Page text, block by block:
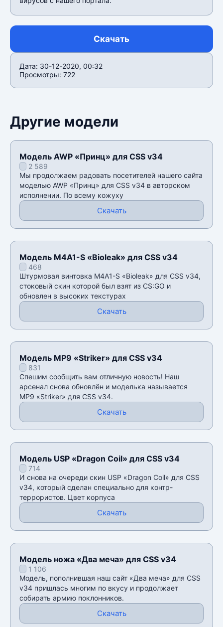
Скачать
Дата: 30-12-2020, 00:32
Просмотры: 722
Другие модели
Модель AWP «Принц» для CSS v34
2 589
Мы продолжаем радовать посетителей нашего сайта
моделью AWP «Принц» для CSS v34 в авторском
исполнении. По всему кожуху
Скачать
Модель M4A1-S «Bioleak» для CSS v34
468
Штурмовая винтовка M4A1-S «Bioleak» для CSS v34,
стоковый скин которой был взят из CS:GO и
обновлен в высоких текстурах
Скачать
Модель MP9 «Striker» для CSS v34
831
Спешим сообщить вам отличную новость! Наш
арсенал снова обновлён и моделька называется
MP9 «Striker» для CSS v34.
Скачать
Модель USP «Dragon Coil» для CSS v34
714
И снова на очереди скин USP «Dragon Coil» для CSS
v34, который сделан специально для контр-
террористов. Цвет корпуса
Скачать
Модель ножа «Два меча» для CSS v34
1 106
Модель, пополнившая наш сайт «Два меча» для CSS
v34 пришлась многим по вкусу и продолжает
собирать армию поклонников.
Скачать